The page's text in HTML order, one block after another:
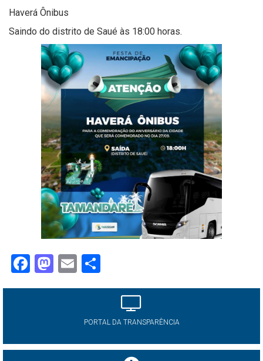
Haverá Ônibus
Saindo do distrito de Saué às 18:00 horas.
Facebook
Mastodon
Email
PORTAL DA TRANSPARÊNCIA